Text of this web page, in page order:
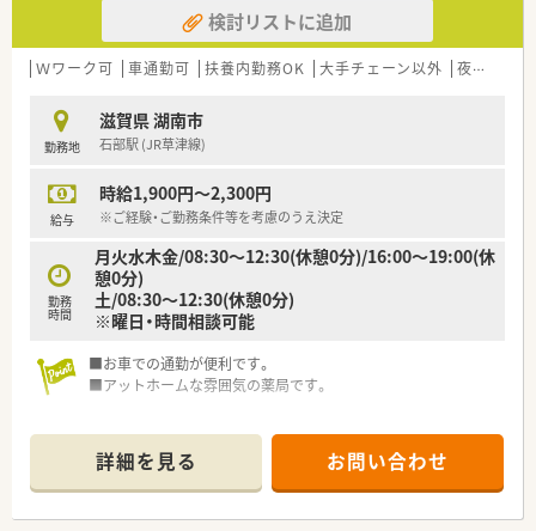
検討リストに追加
Ｗワーク可 車通勤可 扶養内勤務OK 大手チェーン以外 夜間のみ
勤務地
滋賀県 湖南市
石部駅 (JR草津線)
給与
時給1,900円～2,300円
※ご経験・ご勤務条件等を考慮のうえ決定
勤務
時間
月火水木金/08:30～12:30(休憩0分)/16:00～19:00(休
憩0分)
土/08:30～12:30(休憩0分)
※曜日・時間相談可能
■お車での通勤が便利です。
■アットホームな雰囲気の薬局です。
詳細を見る お問い合わせ